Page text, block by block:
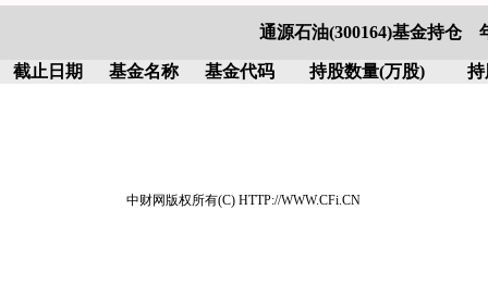
通源石油(300164)基金持仓
截止日期 基金名称 基金代码 持股数量(万股) 持
中财网版权所有(C) HTTP://WWW.CFi.CN